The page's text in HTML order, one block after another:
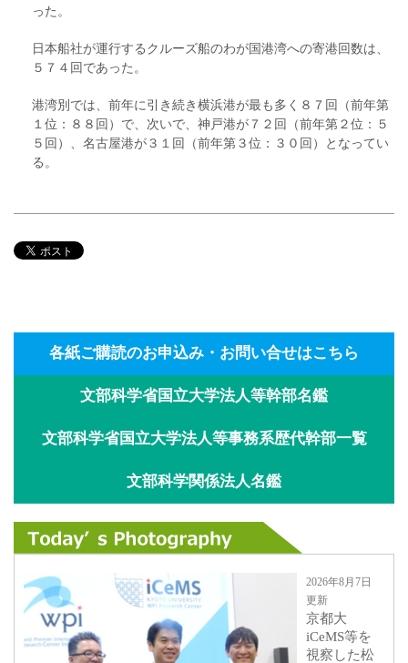
った。
日本船社が運行するクルーズ船のわが国港湾への寄港回数は、
５７４回であった。
港湾別では、前年に引き続き横浜港が最も多く８７回（前年第
１位：８８回）で、次いで、神戸港が７２回（前年第２位：５
５回）、名古屋港が３１回（前年第３位：３０回）となってい
る。
各紙ご購読のお申込み・お問い合せはこちら
文部科学省国立大学法人等幹部名鑑
文部科学省国立大学法人等事務系歴代幹部一覧
文部科学関係法人名鑑
2026年8月7日
更新
京都大
iCeMS等を
視察した松